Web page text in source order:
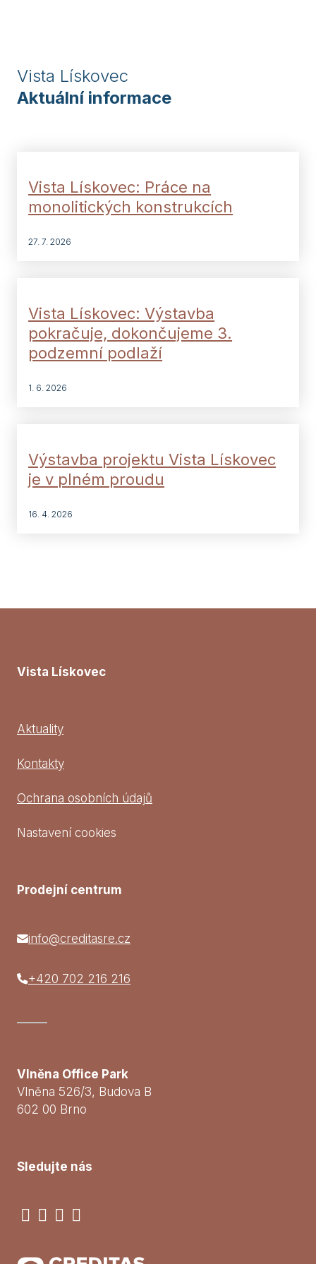
Vista Lískovec
Aktuální informace
Vista Lískovec: Práce na
monolitických konstrukcích
27. 7. 2026
Vista Lískovec: Výstavba
pokračuje, dokončujeme 3.
podzemní podlaží
1. 6. 2026
Výstavba projektu Vista Lískovec
je v plném proudu
16. 4. 2026
Vista Lískovec
Aktuality
Kontakty
Ochrana osobních údajů
Nastavení cookies
Prodejní centrum
info@creditasre.cz
+420 702 216 216
Vlněna Office Park
Vlněna 526/3, Budova B
602 00 Brno
Sledujte nás